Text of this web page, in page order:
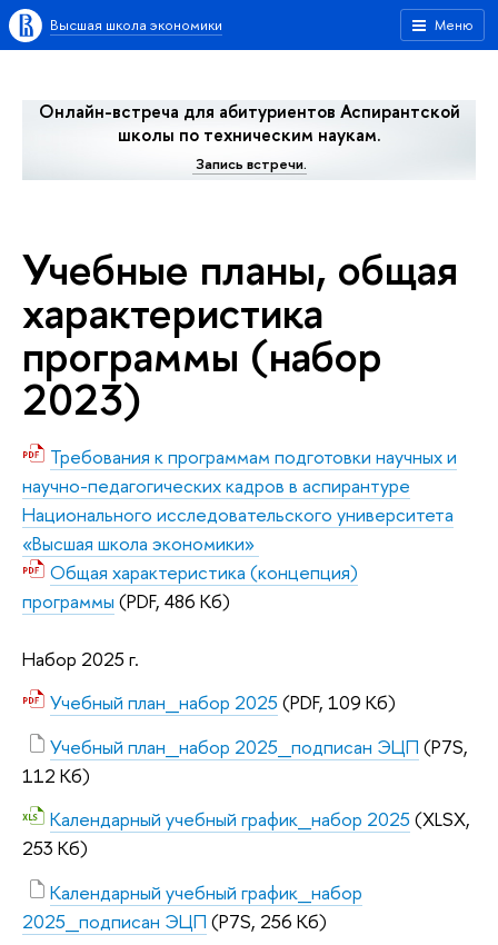
Меню
Высшая школа экономики
Онлайн-встреча для абитуриентов Аспирантской
школы по техническим наукам.
Запись встречи.
Учебные планы, общая
характеристика
программы (набор
2023)
Требования к программам подготовки научных и
научно-педагогических кадров в аспирантуре
Национального исследовательского университета
«Высшая школа экономики»
Общая характеристика (концепция)
программы (PDF, 486 Кб)
Набор 2025 г.
Учебный план_набор 2025 (PDF, 109 Кб)
Учебный план_набор 2025_подписан ЭЦП (P7S,
112 Кб)
Календарный учебный график_набор 2025 (XLSX,
253 Кб)
Календарный учебный график_набор
2025_подписан ЭЦП (P7S, 256 Кб)